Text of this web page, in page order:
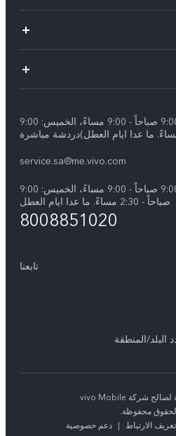
(السبت - الأربعاء : 9:00 صباحاً - 9:00 مساءً، الخميس: 9:00
service.sa@me.vivo.com
السبت - الأربعاء : 9:00 صباحاً - 9:00 مساءً، الخميس: 9:00
صباحاً - 2:30 مساءً. ما عدا ايام العطل
8008851020
تابعنا
حقوق النشر © لعام 2026 محفوظة لصالح شركة vivo Mobile
الارتباط | دعم خصوصية